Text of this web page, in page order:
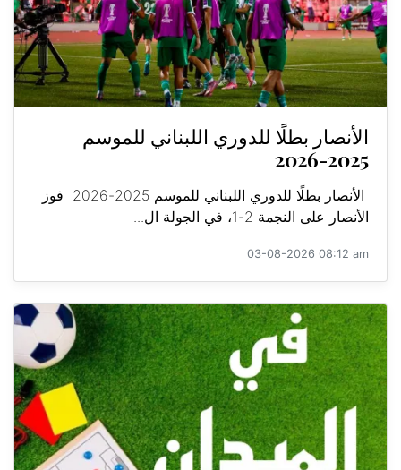
الأنصار بطلًا للدوري اللبناني للموسم
2025-2026
الأنصار بطلًا للدوري اللبناني للموسم 2025-2026 فوز
الأنصار على النجمة 2-1، في الجولة ال...
03-08-2026 08:12 am